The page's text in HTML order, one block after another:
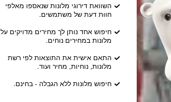
השוואת דירוגי מלונות שנאספו מאלפי
חוות דעת של משתמשים.
חיפוש אחד נותן לך מחירים מדויקים על
מלונות במחירים נוחים.
התאם אישית את התוצאות לפי רשת
מלונות, נוחיות, מחיר ועוד.
חיפוש מלונות ללא הגבלה - בחינם.